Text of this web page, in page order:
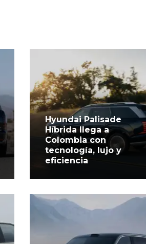
Hyundai Palisade
Híbrida llega a
Colombia con
tecnología, lujo y
eficiencia